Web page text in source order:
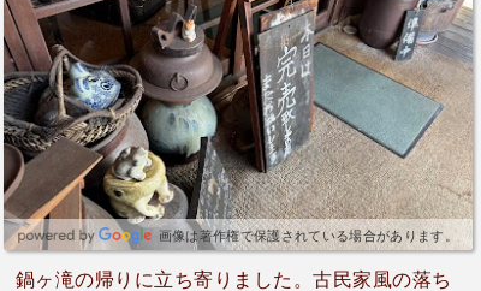
画像は著作権で保護されている場合があります。
鍋ヶ滝の帰りに立ち寄りました。古民家風の落ち